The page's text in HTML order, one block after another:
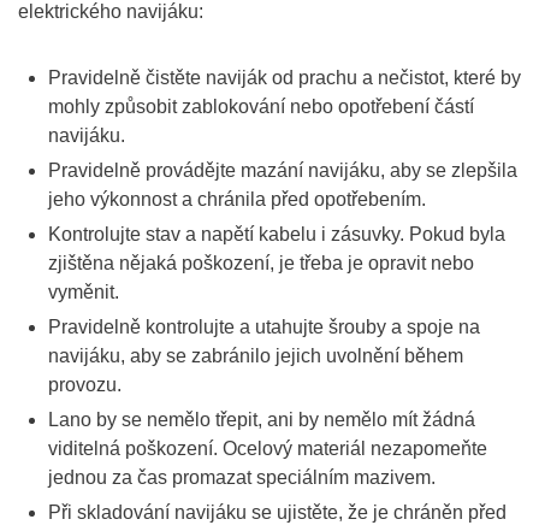
elektrického navijáku:
Pravidelně čistěte naviják od prachu a nečistot, které by
mohly způsobit zablokování nebo opotřebení částí
navijáku.
Pravidelně provádějte mazání navijáku, aby se zlepšila
jeho výkonnost a chránila před opotřebením.
Kontrolujte stav a napětí kabelu i zásuvky. Pokud byla
zjištěna nějaká poškození, je třeba je opravit nebo
vyměnit.
Pravidelně kontrolujte a utahujte šrouby a spoje na
navijáku, aby se zabránilo jejich uvolnění během
provozu.
Lano by se nemělo třepit, ani by nemělo mít žádná
viditelná poškození. Ocelový materiál nezapomeňte
jednou za čas promazat speciálním mazivem.
Při skladování navijáku se ujistěte, že je chráněn před